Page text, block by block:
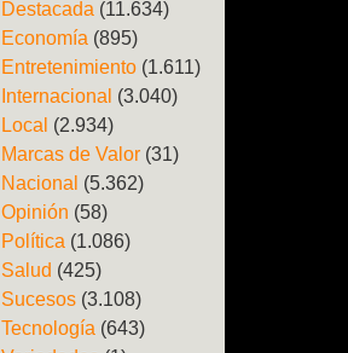
Destacada (11.634)
Economía (895)
Entretenimiento (1.611)
Internacional (3.040)
Local (2.934)
Marcas de Valor (31)
Nacional (5.362)
Opinión (58)
Política (1.086)
Salud (425)
Sucesos (3.108)
Tecnología (643)